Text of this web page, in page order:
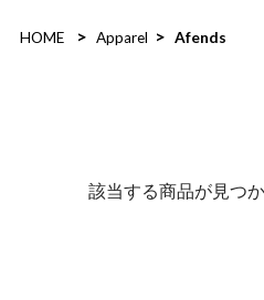
HOME Apparel Afends
該当する商品が見つ